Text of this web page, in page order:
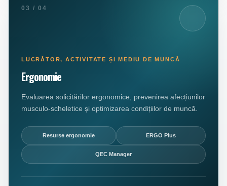
03 / 04
LUCRĂTOR, ACTIVITATE ȘI MEDIU DE MUNCĂ
Ergonomie
Evaluarea solicitărilor ergonomice, prevenirea afecțiunilor
musculo-scheletice și optimizarea condițiilor de muncă.
Resurse ergonomie ERGO Plus
QEC Manager